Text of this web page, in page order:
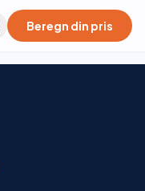
Beregn din pris